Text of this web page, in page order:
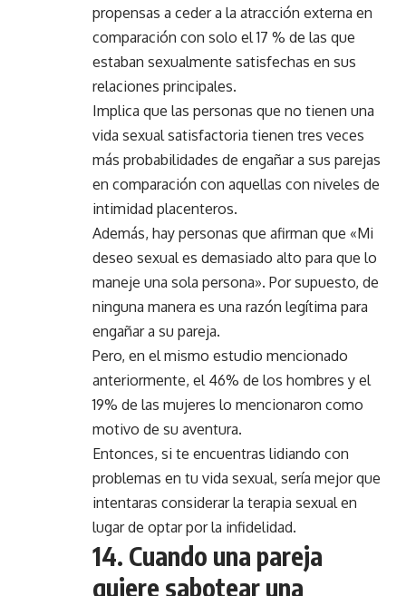
propensas a ceder a la atracción externa en
comparación con solo el 17 % de las que
estaban sexualmente satisfechas en sus
relaciones principales.
Implica que las personas que no tienen una
vida sexual satisfactoria tienen tres veces
más probabilidades de engañar a sus parejas
en comparación con aquellas con niveles de
intimidad placenteros.
Además, hay personas que afirman que «Mi
deseo sexual es demasiado alto para que lo
maneje una sola persona». Por supuesto, de
ninguna manera es una razón legítima para
engañar a su pareja.
Pero, en el mismo estudio mencionado
anteriormente, el 46% de los hombres y el
19% de las mujeres lo mencionaron como
motivo de su aventura.
Entonces, si te encuentras lidiando con
problemas en tu vida sexual, sería mejor que
intentaras considerar la terapia sexual en
lugar de optar por la infidelidad.
14. Cuando una pareja
quiere sabotear una